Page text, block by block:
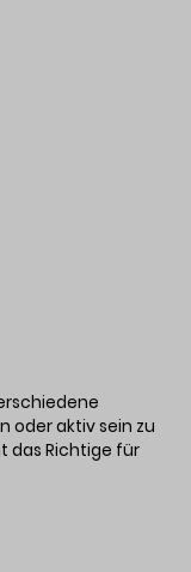
oder aktiv sein zu
das Richtige für